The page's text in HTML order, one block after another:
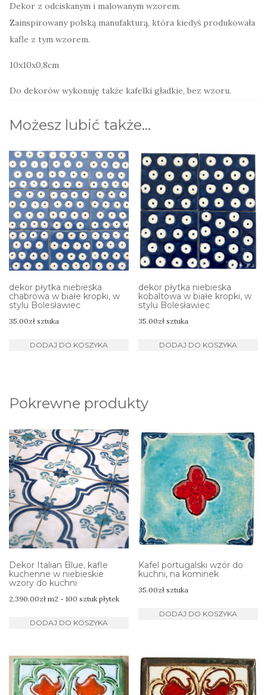
Dekor z odciskanym i malowanym wzorem.
Zainspirowany polską manufakturą, która kiedyś produkowała
kafle z tym wzorem.
10x10x0,8cm
Do dekorów wykonuję także kafelki gładkie, bez wzoru.
Możesz lubić także…
dekor płytka niebieska
chabrowa w białe kropki, w
stylu Bolesławiec
35.00zł sztuka
DODAJ DO KOSZYKA
dekor płytka niebieska
kobaltowa w białe kropki, w
stylu Bolesławiec
35.00zł sztuka
DODAJ DO KOSZYKA
Pokrewne produkty
Dekor Italian Blue, kafle
kuchenne w niebieskie
wzory do kuchni
2,390.00zł m2 - 100 sztuk płytek
DODAJ DO KOSZYKA
Kafel portugalski wzór do
kuchni, na kominek
35.00zł sztuka
DODAJ DO KOSZYKA